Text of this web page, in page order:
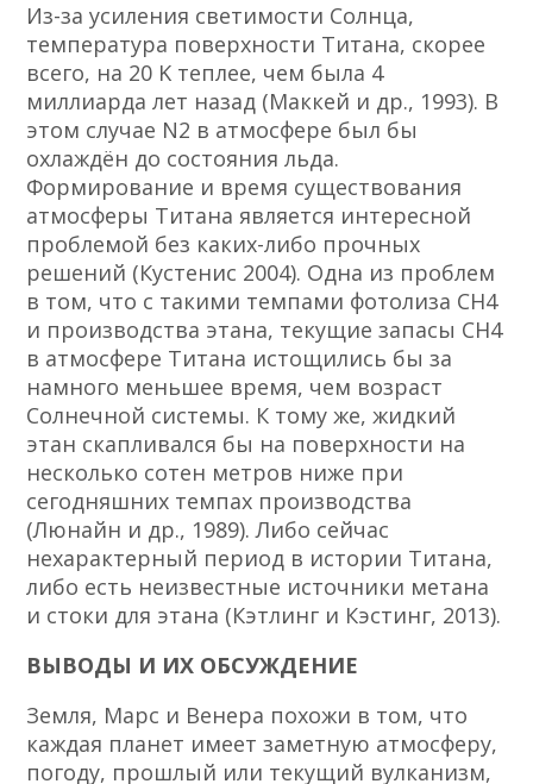
Из-за усиления светимости Солнца,
температура поверхности Титана, скорее
всего, на 20 K теплее, чем была 4
миллиарда лет назад (Маккей и др., 1993). В
этом случае N2 в атмосфере был бы
охлаждён до состояния льда.
Формирование и время существования
атмосферы Титана является интересной
проблемой без каких-либо прочных
решений (Кустенис 2004). Одна из проблем
в том, что с такими темпами фотолиза CH4
и производства этана, текущие запасы СН4
в атмосфере Титана истощились бы за
намного меньшее время, чем возраст
Солнечной системы. К тому же, жидкий
этан скапливался бы на поверхности на
несколько сотен метров ниже при
сегодняшних темпах производства
(Люнайн и др., 1989). Либо сейчас
нехарактерный период в истории Титана,
либо есть неизвестные источники метана
и стоки для этана (Кэтлинг и Кэстинг, 2013).
ВЫВОДЫ И ИХ ОБСУЖДЕНИЕ
Земля, Марс и Венера похожи в том, что
каждая планет имеет заметную атмосферу,
погоду, прошлый или текущий вулканизм,